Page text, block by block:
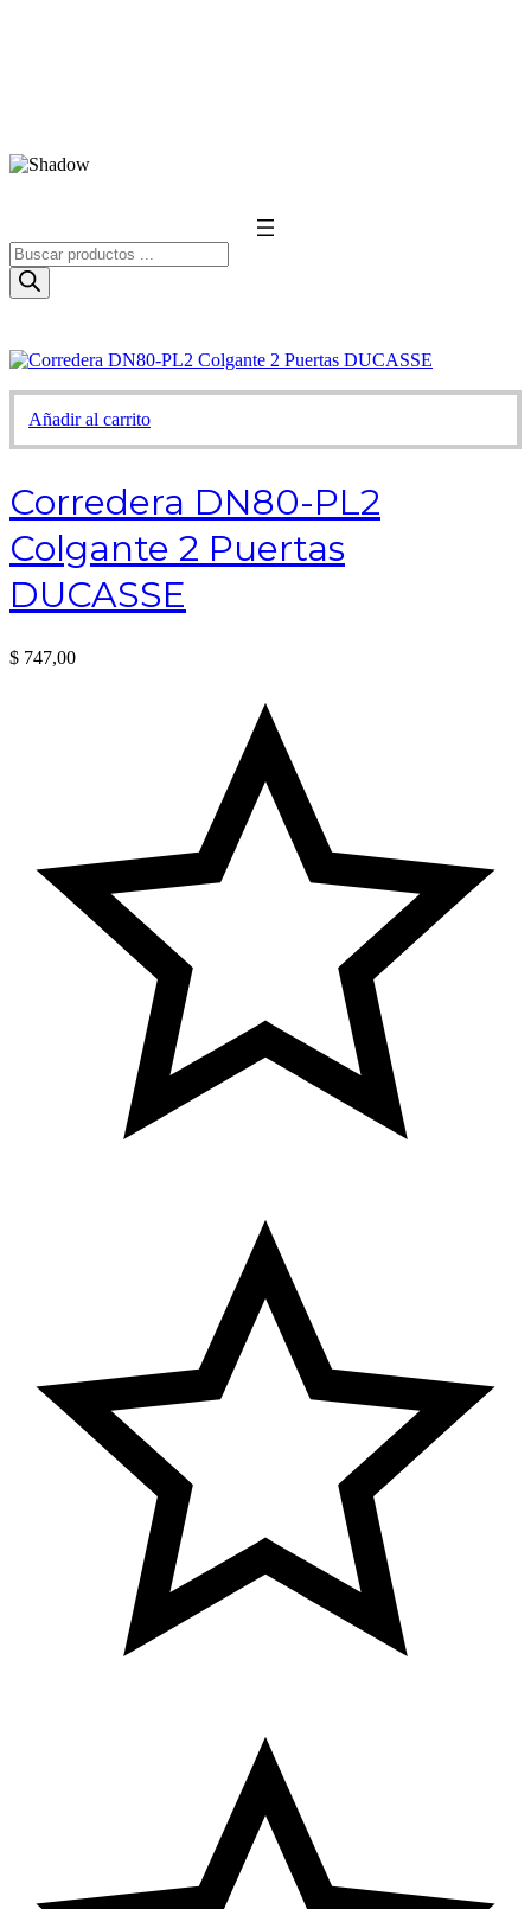
Búsqueda
de
productos
Añadir al carrito
Corredera DN80-PL2
Colgante 2 Puertas
DUCASSE
$ 747,00